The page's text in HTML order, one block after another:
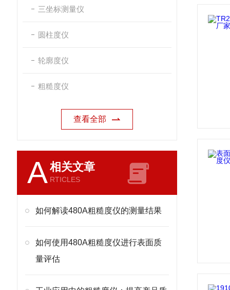
三坐标测量仪
圆柱度仪
轮廓度仪
粗糙度仪
查看全部
A相关文章
RTICLES
如何解读480A粗糙度仪的测量结果
如何使用480A粗糙度仪进行表面质
量评估